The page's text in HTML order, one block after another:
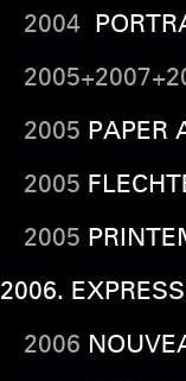
2004
2005 PAPER
2005
2005
2006